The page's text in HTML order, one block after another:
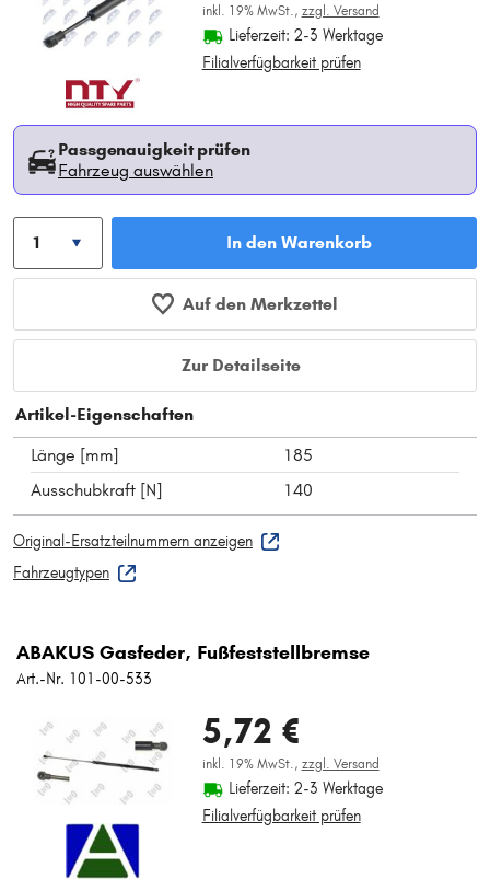
inkl. 19% MwSt., zzgl. Versand
Lieferzeit: 2-3 Werktage
Filialverfügbarkeit prüfen
Passgenauigkeit prüfen
Fahrzeug auswählen
In den Warenkorb
Auf den Merkzettel
Zur Detailseite
Artikel-Eigenschaften
Länge [mm]
185
Ausschubkraft [N]
140
Original-Ersatzteilnummern anzeigen
Fahrzeugtypen
ABAKUS Gasfeder, Fußfeststellbremse
Art.-Nr. 101-00-533
5,72 €
inkl. 19% MwSt., zzgl. Versand
Lieferzeit: 2-3 Werktage
Filialverfügbarkeit prüfen